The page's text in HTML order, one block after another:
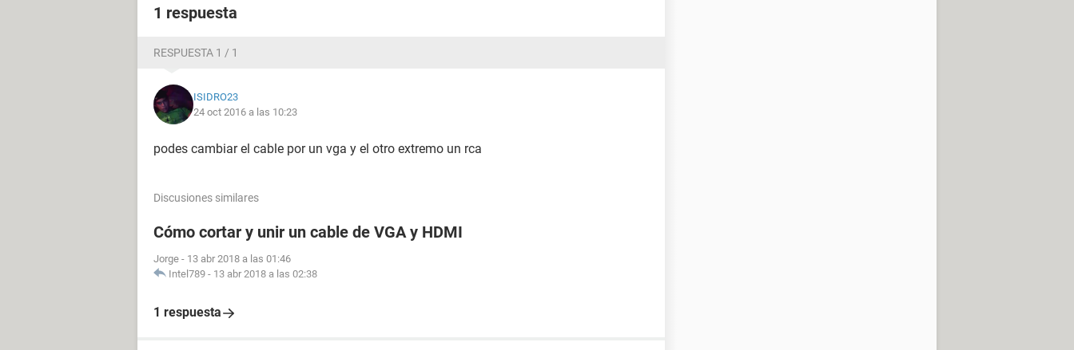
1 respuesta
RESPUESTA 1 / 1
ISIDRO23
24 oct 2016 a las 10:23
podes cambiar el cable por un vga y el otro extremo un rca
Discusiones similares
Cómo cortar y unir un cable de VGA y HDMI
Jorge - 13 abr 2018 a las 01:46
Intel789 - 13 abr 2018 a las 02:38
1 respuesta